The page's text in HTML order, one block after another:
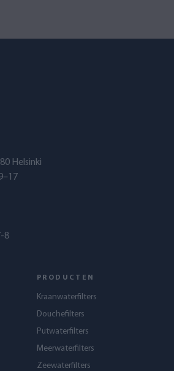
Helsinki
8
PRODUCTEN
Kraanwaterfilters
Douchefilters
Putwaterfilters
Meerwaterfilters
Zeewaterfilters